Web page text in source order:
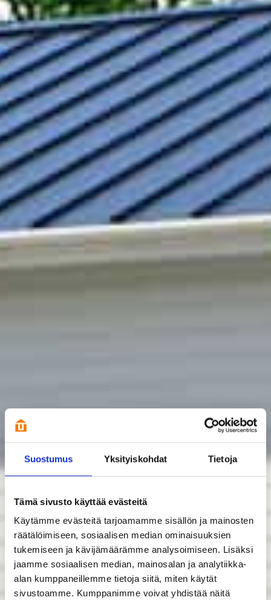
Suostumus Yksityiskohdat Tietoja
Tämä sivusto käyttää evästeitä
Käytämme evästeitä tarjoamamme sisällön ja mainosten
räätälöimiseen, sosiaalisen median ominaisuuksien
tukemiseen ja kävijämäärämme analysoimiseen. Lisäksi
jaamme sosiaalisen median, mainosalan ja analytiikka-
alan kumppaneillemme tietoja siitä, miten käytät
sivustoamme. Kumppanimme voivat yhdistää näitä